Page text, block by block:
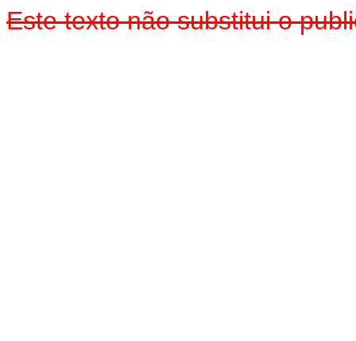
Este texto não substitui o